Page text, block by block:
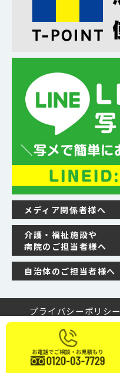
メディア関係者様へ
介護・福祉施設や
病院のご担当者様へ
自治体のご担当者様へ
プライバシーポリシー